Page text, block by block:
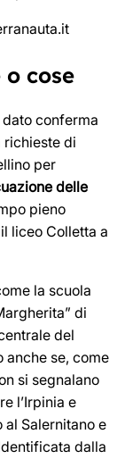
cose
conferma
richieste di
per
delle
pieno
liceo Colletta a
la scuola
di
del
anche se, come
si segnalano
l’Irpinia e
al Salernitano e
dalla